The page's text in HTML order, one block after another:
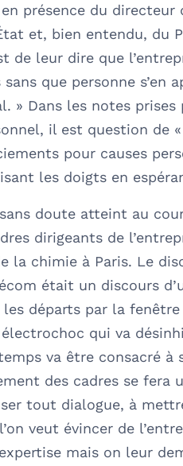
présence du directeur
et, bien entendu, du
de leur dire que
que personne s’en
» Dans les notes prises
il est question de
pour causes
les doigts en
doute atteint au
dirigeants de
la chimie à Paris. Le
était un discours
départs par la
qui va
va être consacré à
des cadres se fera
tout dialogue, à
veut évincer de
mais on leur